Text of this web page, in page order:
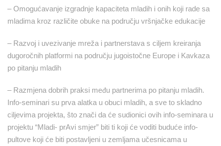
– Omogućavanje izgradnje kapaciteta mladih i onih koji rade sa
mladima kroz različite obuke na području vršnjačke edukacije
– Razvoj i uvezivanje mreža i partnerstava s ciljem kreiranja
dugoročnih platformi na području jugoistočne Europe i Kavkaza
po pitanju mladih
– Razmjena dobrih praksi među partnerima po pitanju mladih.
Info-seminari su prva alatka u obuci mladih, a sve to skladno
ciljevima projekta, što znači da će sudionici ovih info-seminara u
projektu “Mladi- prAvi smjer” biti ti koji će voditi buduće info-
pultove koji će biti postavljeni u zemljama učesnicama u